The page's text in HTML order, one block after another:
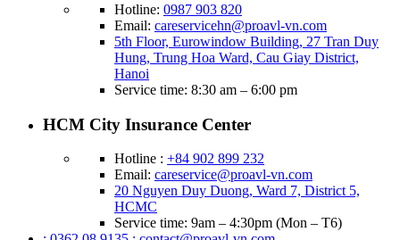
Hotline: 0987 903 820
Email: careservicehn@proavl-vn.com
5th Floor, Eurowindow Building, 27 Tran Duy
Hung, Trung Hoa Ward, Cau Giay District,
Hanoi
Service time: 8:30 am – 6:00 pm
HCM City Insurance Center
Hotline : +84 902 899 232
Email: careservice@proavl-vn.com
20 Nguyen Duy Duong, Ward 7, District 5,
HCMC
Service time: 9am – 4:30pm (Mon – T6)